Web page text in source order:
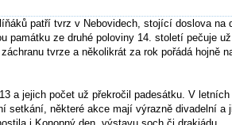
patří tvrz v Nebovidech, stojící doslova na
památku ze druhé poloviny 14. století pečuje
tvrze a několikrát za rok pořádá hojně
a jejich počet už překročil padesátku. V
setkání, některé akce mají výrazně divadelní a